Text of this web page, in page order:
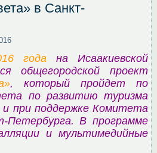
в Санкт-
года на Исаакиевской
общегородской проект
, который пройдет по
по развитию туризма
при поддержке Комитета
Петербурга. В программе
и мультимедийные